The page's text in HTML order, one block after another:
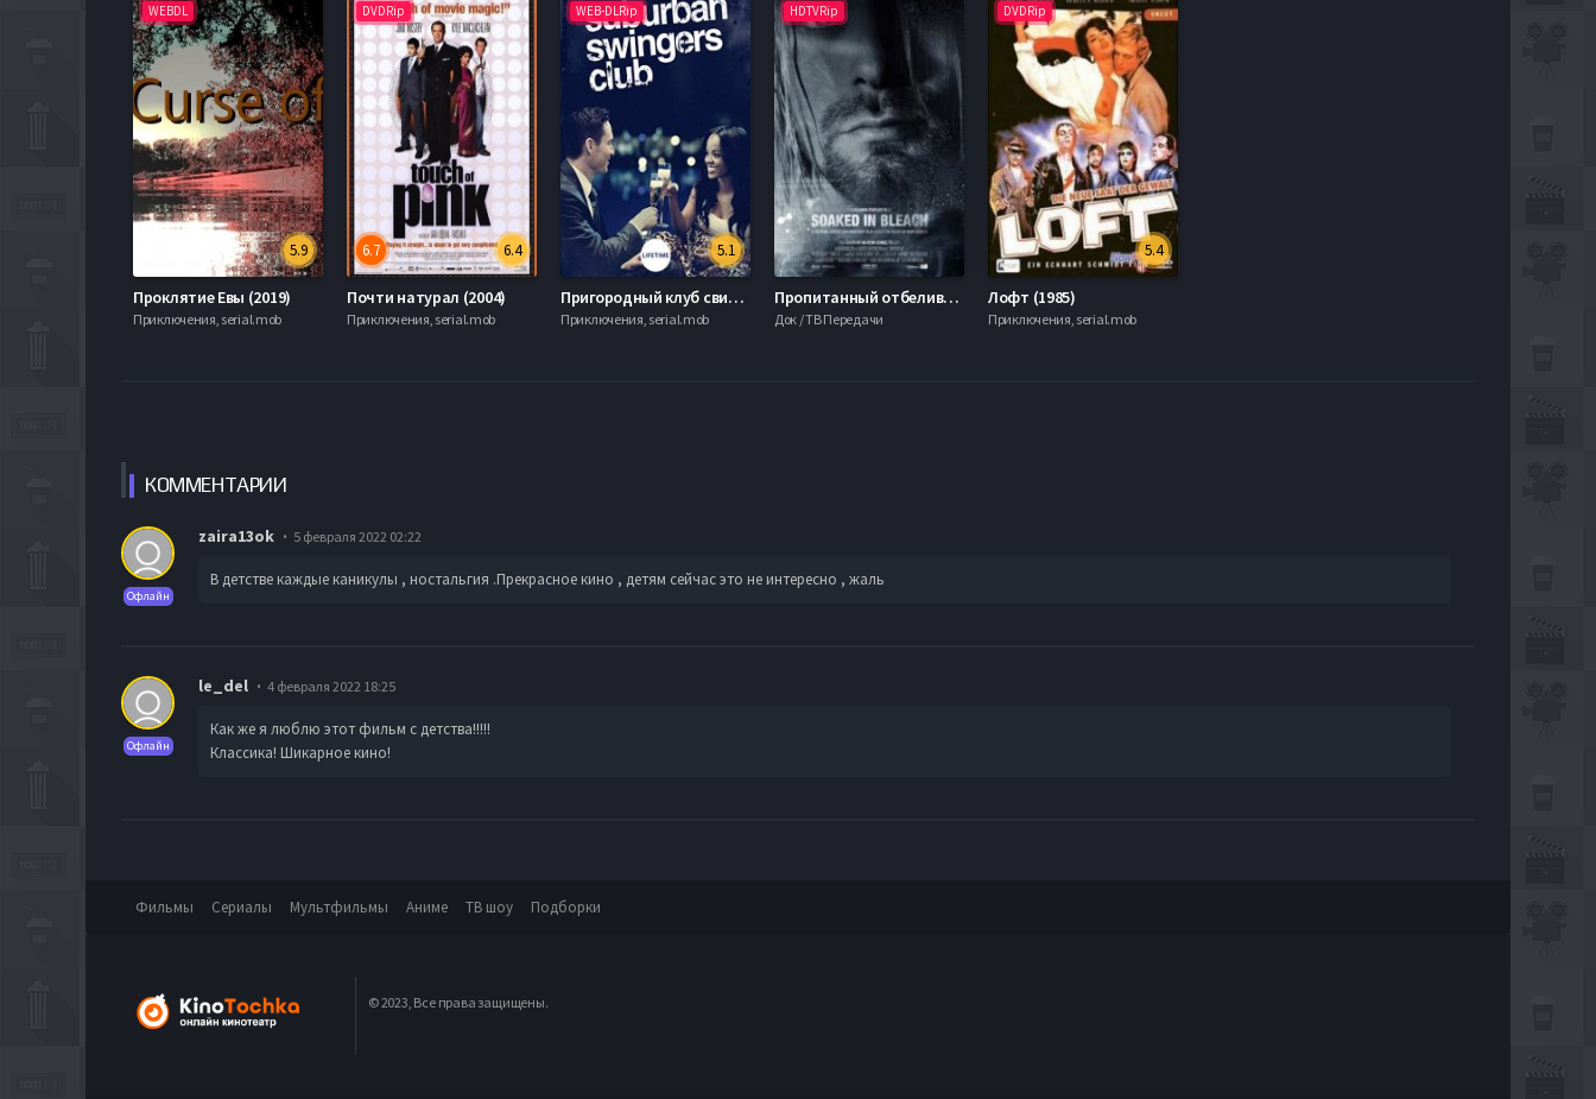
WEBDL
5.9
Проклятие Евы (2019)
Приключения, serial.mob
DVDRip
6.4
6.7
Почти натурал (2004)
Приключения, serial.mob
WEB-DLRip
5.1
Пригородный клуб свингеров (2019)
Приключения, serial.mob
HDTVRip
Пропитанный отбеливателем (2015)
Док / ТВ Передачи
DVDRip
5.4
Лофт (1985)
Приключения, serial.mob
КОММЕНТАРИИ
Офлайн
zaira13ok 5 февраля 2022 02:22
В детстве каждые каникулы , ностальгия .Прекрасное кино , детям сейчас это не интересно , жаль
Офлайн
le_del 4 февраля 2022 18:25
Как же я люблю этот фильм с детства!!!!!
Классика! Шикарное кино!
Фильмы Сериалы Мультфильмы Аниме ТВ шоу Подборки
© 2023, Все права защищены.